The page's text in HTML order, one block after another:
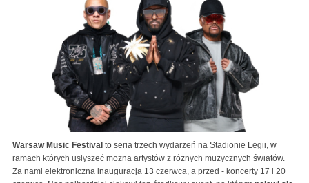
Warsaw Music Festival to seria trzech wydarzeń na Stadionie Legii, w
ramach których usłyszeć można artystów z różnych muzycznych światów.
Za nami elektroniczna inauguracja 13 czerwca, a przed - koncerty 17 i 20